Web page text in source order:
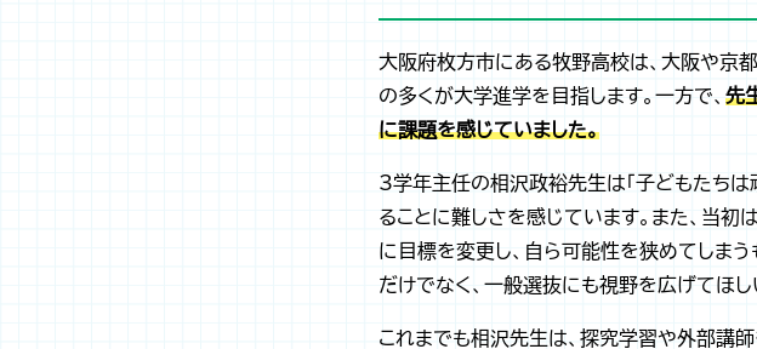
大阪府枚方市にある牧野高校は、大阪や京
の多くが大学進学を目指します。一方で、 先
に課題を感じていました。
3学年主任の相沢政裕先生は「子どもたちは
ることに難しさを感じています。また、当
に目標を変更し、自ら可能性を狭めてしまう
だけでなく、一般選抜にも視野を広げてほし
これまでも相沢先生は、探究学習や外部講